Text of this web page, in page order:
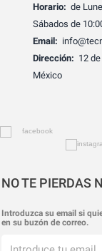
Horario: de
Sábados de
Email:
Dirección: 12
México
NO TE PIERDAS
Introduzca su email si
en su buzón de correo.